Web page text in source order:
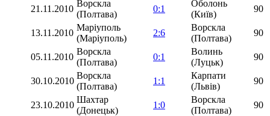
21.11.2010
Ворскла
(Полтава)
0:1
Оболонь
(Київ)
90
13.11.2010
Маріуполь
(Маріуполь)
2:6
Ворскла
(Полтава)
90
05.11.2010
Ворскла
(Полтава)
0:1
Волинь
(Луцьк)
90
30.10.2010
Ворскла
(Полтава)
1:1
Карпати
(Львів)
90
23.10.2010
Шахтар
(Донецьк)
1:0
Ворскла
(Полтава)
90